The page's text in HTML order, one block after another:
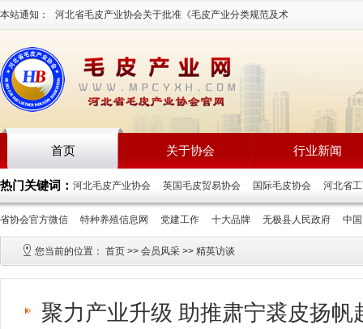
本站通知： 河北省毛皮产业协会关于批准《毛皮产业分类规范及术
语》等三项团体标准立项通知2026-7-16
首页 关于协会 行业新闻
热门关键词： 河北毛皮产业协会 英国毛皮贸易协会 国际毛皮协会 河北省
省协会官方微信 特种养殖信息网 党建工作 十大品牌 无极县人民政府 中
您当前的位置： 首页 >> 会员风采 >> 精英访谈
聚力产业升级 助推肃宁裘皮扬